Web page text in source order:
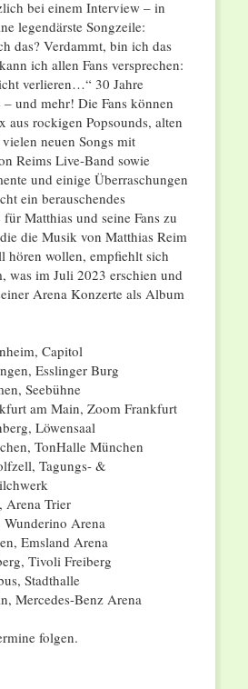
bei einem Interview – in
legendärste Songzeile:
das? Verdammt, bin ich das
ich allen Fans versprechen:
verlieren…“ 30 Jahre
und mehr! Die Fans können
aus rockigen Popsounds, alten
neuen Songs mit
Reims Live-Band sowie
und einige Überraschungen
ein berauschendes
Matthias und seine Fans zu
die Musik von Matthias Reim
hören wollen, empfiehlt sich
was im Juli 2023 erschien und
Arena Konzerte als Album
Capitol
Esslinger Burg
Seebühne
am Main, Zoom Frankfurt
Löwensaal
TonHalle München
Tagungs- &
Arena Trier
Arena
Emsland Arena
Tivoli Freiberg
Stadthalle
Mercedes-Benz Arena
folgen.